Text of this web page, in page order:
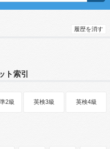
履歴を消す
ト索引
2級 英検3級 英検4級